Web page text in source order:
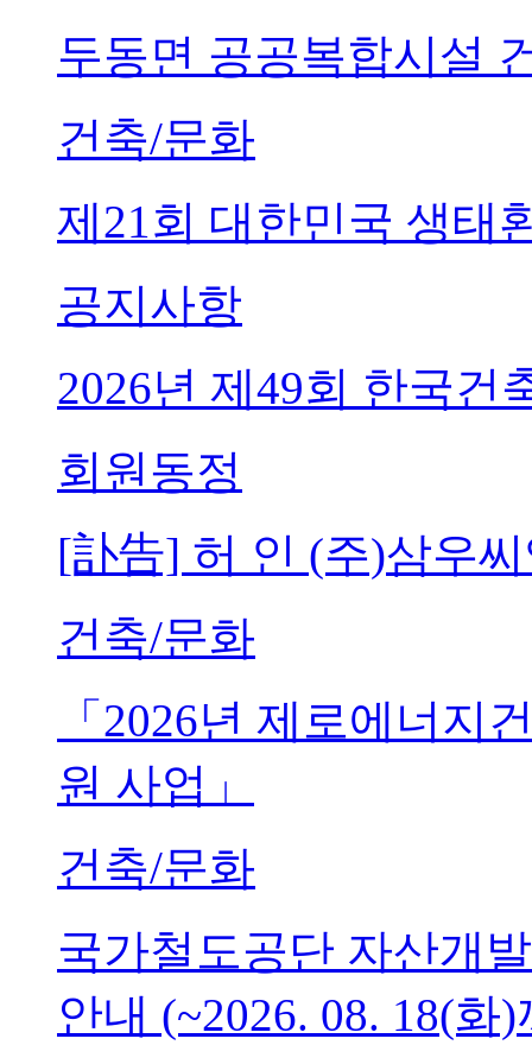
두동면 공공복합시설
건축/문화
제21회 대한민국 생태
공지사항
2026년 제49회 한국건
회원동정
[訃告] 허 인 (주)삼우
건축/문화
「2026년 제로에너지
원 사업」
건축/문화
국가철도공단 자산개
안내 (~2026. 08. 18(화